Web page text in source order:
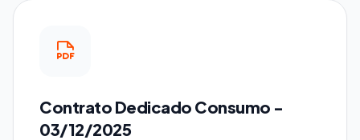
Contrato Dedicado Consumo -
03/12/2025